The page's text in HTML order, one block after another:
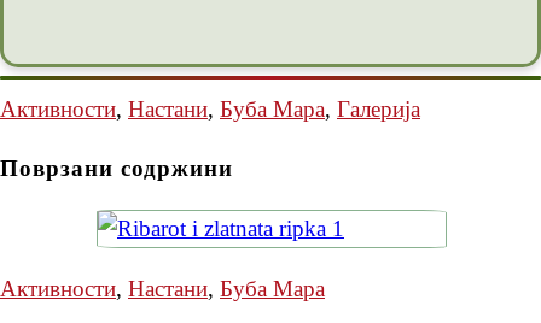
Активности, Настани, Буба Мара, Галерија
Поврзани содржини
Активности, Настани, Буба Мара